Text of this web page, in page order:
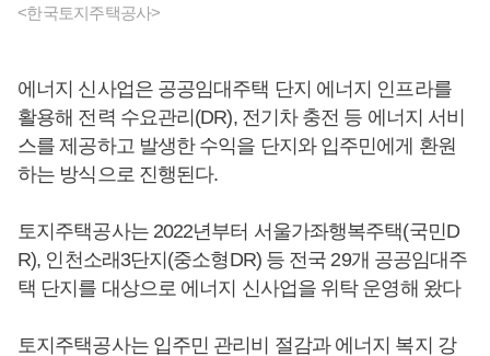
<한국토지주택공사>
에너지 신사업은 공공임대주택 단지 에너지 인프라를
활용해 전력 수요관리(DR), 전기차 충전 등 에너지 서비
스를 제공하고 발생한 수익을 단지와 입주민에게 환원
하는 방식으로 진행된다.
토지주택공사는 2022년부터 서울가좌행복주택(국민D
R), 인천소래3단지(중소형DR) 등 전국 29개 공공임대주
택 단지를 대상으로 에너지 신사업을 위탁 운영해 왔다
토지주택공사는 입주민 관리비 절감과 에너지 복지 강